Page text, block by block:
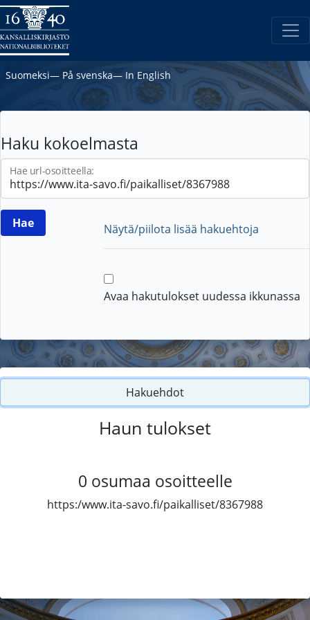
Suomeksi― På svenska― In English
Haku kokoelmasta
Hae url-osoitteella:
Näytä/piilota lisää hakuehtoja
Avaa hakutulokset uudessa ikkunassa
Hakuehdot
Haun tulokset
0 osumaa osoitteelle
https:/www.ita-savo.fi/paikalliset/8367988